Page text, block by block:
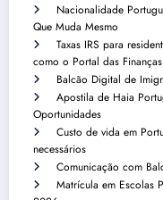
Nacionalidade
Que Muda Mesmo
Taxas IRS para
como o Portal das
Balcão Digital de
Apostila de Haia
Oportunidades
Custo de vida em
necessários
Comunicação com
Matrícula em Escolas